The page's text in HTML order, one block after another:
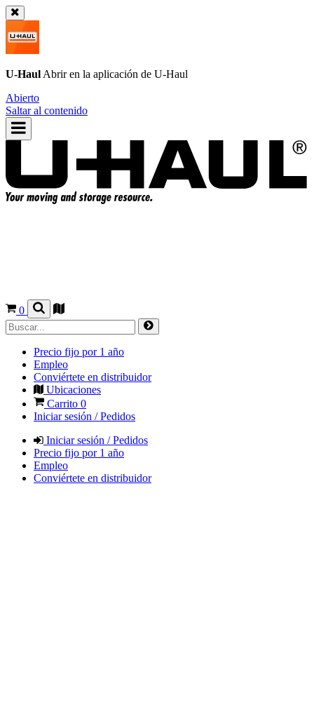
U-Haul Abrir en la aplicación de U-Haul
Abierto
Saltar al contenido
0
Precio fijo por 1 año
Empleo
Conviértete en distribuidor
Ubicaciones
Carrito 0
Iniciar sesión / Pedidos
Iniciar sesión / Pedidos
Precio fijo por 1 año
Empleo
Conviértete en distribuidor